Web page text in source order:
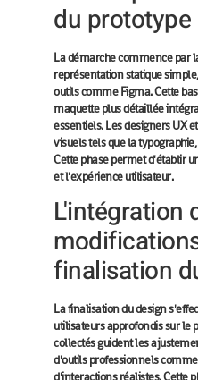
du prototype
La démarche commence par
représentation statique
outils comme Figma. Cette
maquette plus détaillée
essentiels. Les designers UX
visuels tels que la
Cette phase permet d'établir
et l'expérience utilisateur.
L'intégration
finalisation
La finalisation du design
utilisateurs approfondis sur le
collectés guident les
d'outils professionnels